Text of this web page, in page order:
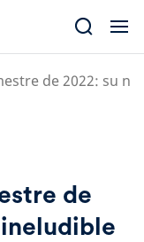
de 2022: su
de